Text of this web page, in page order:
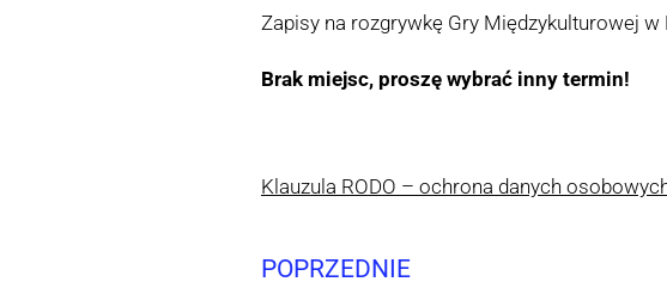
Zapisy na rozgrywkę Gry Międzykulturowej
Brak miejsc, proszę wybrać inny termin!
Klauzula RODO – ochrona danych
POPRZEDNIE